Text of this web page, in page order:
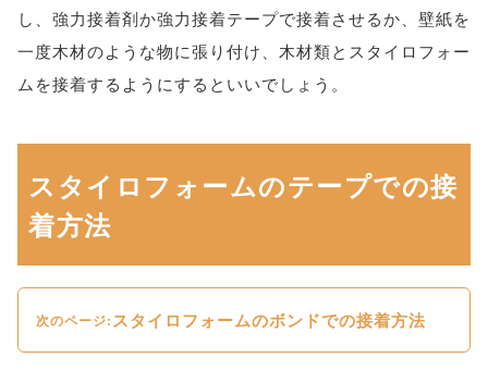
し、強力接着剤か強力接着テープで接着させるか、壁紙を
一度木材のような物に張り付け、木材類とスタイロフォー
ムを接着するようにするといいでしょう。
スタイロフォームのテープでの接
着方法
次のページ:スタイロフォームのボンドでの接着方法